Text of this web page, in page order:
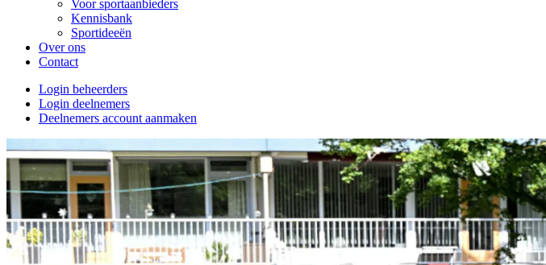
Voor sportaanbieders
Kennisbank
Sportideeën
Over ons
Contact
Login beheerders
Login deelnemers
Deelnemers account aanmaken